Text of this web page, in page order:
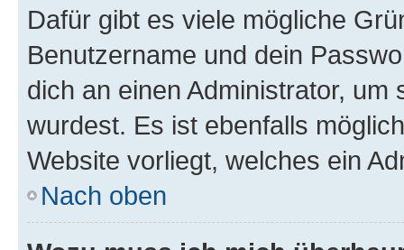
Dafür gibt es viele mögliche
Benutzername und dein
dich an einen Administrator,
wurdest. Es ist ebenfalls
Website vorliegt, welches ein
Nach oben